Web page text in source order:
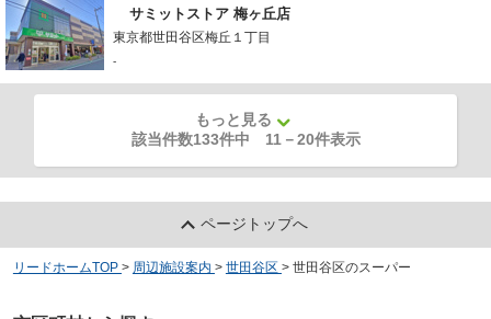
サミットストア 梅ヶ丘店
東京都世田谷区梅丘１丁目
-
もっと見る
該当件数133件中 11 －20件表示
ページトップへ
リードホームTOP > 周辺施設案内 > 世田谷区 > 世田谷区のスーパー